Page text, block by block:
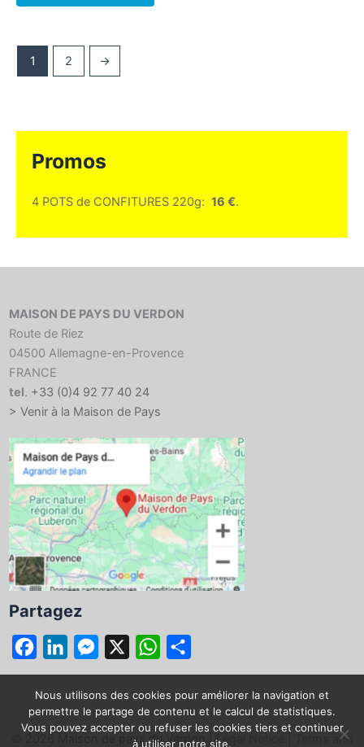
1 2 →
Promos
4 POTS de CONFITURES 220g: 16 €.
MAISON DE PAYS DU VERDON
Route de Riez
04500 Allemagne-en-Provence
FRANCE
tel. +33 (0)4 92 77 40 24
> Venir à la Maison de Pays
Partagez
a
c
e
i
n
k
e
s
s
W
h
a
t
a
r
t
© 2026 Maison de pays du Verdon |Legal Notice Terms and
Nous utilisons des cookies pour améliorer la navigation et
permettre le partage de contenu et le calcul de statistiques.
Vous pouvez accepter ou refuser les cookies tiers et continuer
à utiliser notre site.